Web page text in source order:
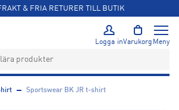
& FRIA RETURER TILL BUTIK
Logga inVarukorg Meny
Sportswear BK JR t-shirt